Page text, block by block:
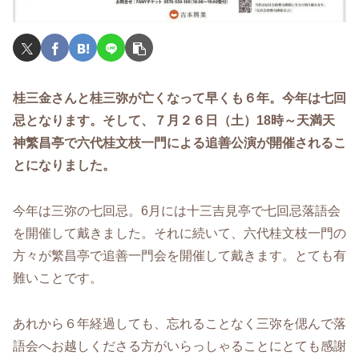
桂三金さんと桂三弥が亡くなって早くも６年。今年は七回
忌となります。そして、７月２６日（土）18時～天満天
神繁昌亭で六代桂文枝一門による追善公演が開催されるこ
とになりました。
今年は三弥の七回忌。6月には十三吉見亭で七回忌落語会
を開催して戴きました。それに続いて、六代桂文枝一門の
方々が繁昌亭で追善一門会を開催して戴きます。とても有
難いことです。
あれから６年経過しても、忘れることなく三弥を偲んで落
語会へお越しくださる方がいらっしゃることにとても感謝